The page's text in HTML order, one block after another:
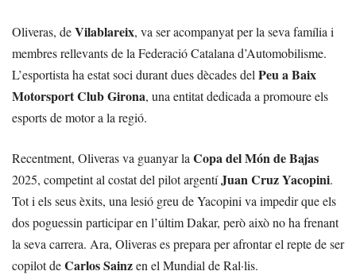
Oliveras, deVilablareix, va ser acompanyat per la seva família i
membres rellevants de la Federació Catalana d’Automobilisme.
L’esportista ha estat soci durant dues dècades del Peu a Baix
Motorsport Club Girona, una entitat dedicada a promoure els
esports de motor a la regió.
Recentment, Oliveras va guanyar la Copa del Món de Bajas
2025, competint al costat del pilot argentíJuan Cruz Yacopini.
Tot i els seus èxits, una lesió greu de Yacopini va impedir que els
dos poguessin participar en l’últim Dakar, però això no ha frenant
la seva carrera. Ara, Oliveras es prepara per afrontar el repte de ser
copilot deCarlos Sainzen el Mundial de Ral·lis.